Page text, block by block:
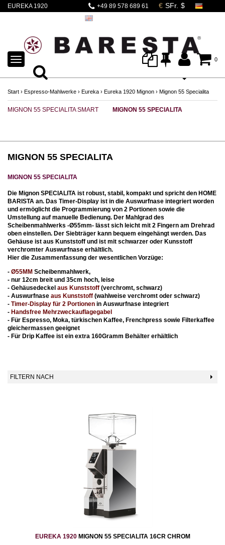
EUREKA 1920
+49 89 578 689 61
0
TOGGLE
NAVIGATION
Start › Espresso-Mahlwerke › Eureka › Eureka 1920 Mignon › Mignon 55 Specialita
MIGNON 55 SPECIALITA SMART MIGNON 55 SPECIALITA
MIGNON 55 SPECIALITA
MIGNON 55 SPECIALITA
Die Mignon SPECIALITA ist robust, stabil, kompakt und spricht den HOME
BARISTA an. Das Timer-Display ist in die Auswurfnase integriert worden
und ermöglicht die Programmierung von 2 Portionen sowie die
Umstellung auf manuelle Bedienung. Der Mahlgrad des
Scheibenmahlwerks -Ø55mm- lässt sich leicht mit 2 Fingern am Drehrad
oben einstellen. Der Siebträger kann bequem eingehängt werden. Das
Gehäuse ist aus Kunststoff und ist mit schwarzer oder Kunsstoff
verchromter Auswurfnase erhältlich.
Hier die Zusammenfassung der wesentlichen Vorzüge:
- Ø55MM Scheibenmahlwerk,
- nur 12cm breit und 35cm hoch, leise
- Gehäusedeckel aus Kunststoff (verchromt, schwarz)
- Auswurfnase aus Kunststoff (wahlweise verchromt oder schwarz)
- Timer-Display für 2 Portionen in Auswurfnase integriert
- Handsfree Mehrzweckauflagegabel
- Für Espresso, Moka, türkischen Kaffee, Frenchpress sowie Filterkaffee
gleichermassen geeignet
- Für Drip Kaffee ist ein extra 160Gramm Behälter erhältlich
FILTERN NACH
EUREKA 1920MIGNON 55 SPECIALITA 16CR CHROM